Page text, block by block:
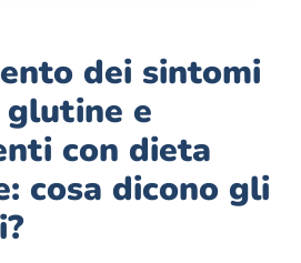
dei sintomi
e
con dieta
cosa dicono gli